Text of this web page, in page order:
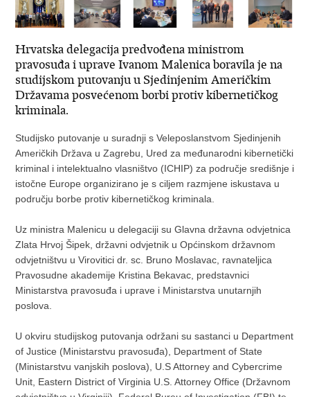
Hrvatska delegacija predvođena ministrom
pravosuđa i uprave Ivanom Malenica boravila je na
studijskom putovanju u Sjedinjenim Američkim
Državama posvećenom borbi protiv kibernetičkog
kriminala.
Studijsko putovanje u suradnji s Veleposlanstvom Sjedinjenih
Američkih Država u Zagrebu, Ured za međunarodni kibernetički
kriminal i intelektualno vlasništvo (ICHIP) za područje središnje i
istočne Europe organizirano je s ciljem razmjene iskustava u
području borbe protiv kibernetičkog kriminala.
Uz ministra Malenicu u delegaciji su Glavna državna odvjetnica
Zlata Hrvoj Šipek, državni odvjetnik u Općinskom državnom
odvjetništvu u Virovitici dr. sc. Bruno Moslavac, ravnateljica
Pravosudne akademije Kristina Bekavac, predstavnici
Ministarstva pravosuđa i uprave i Ministarstva unutarnjih
poslova.
U okviru studijskog putovanja održani su sastanci u Department
of Justice (Ministarstvu pravosuđa), Department of State
(Ministarstvu vanjskih poslova), U.S Attorney and Cybercrime
Unit, Eastern District of Virginia U.S. Attorney Office (Državnom